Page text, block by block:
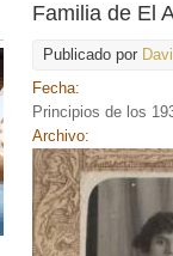
Familia de El
Publicado por
Fecha:
Principios de los
Archivo: